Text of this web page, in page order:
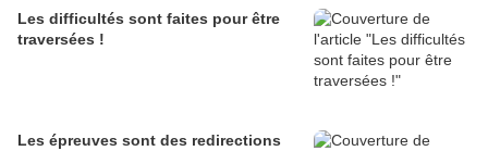
Les difficultés sont faites pour être
traversées !
Les épreuves sont des redirections